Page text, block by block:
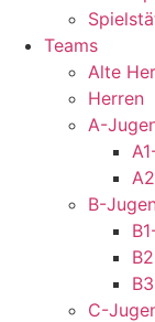
Teams
Alte
Herren
A-
B-
C-